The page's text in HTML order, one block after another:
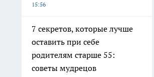
15:56
7 секретов, которые лучше
оставить при себе
родителям старше 55:
советы мудрецов